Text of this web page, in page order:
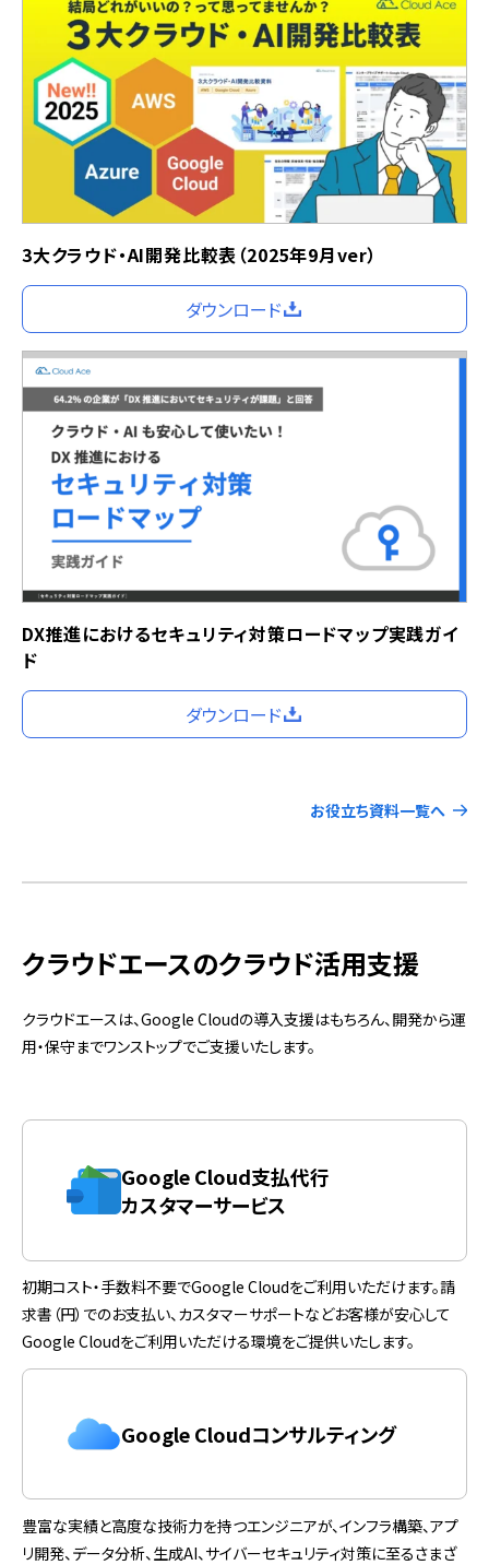
3大クラウド・AI開発比較表（2025年9月ver）
ダウンロード
DX推進におけるセキュリティ対策ロードマップ実践ガイ
ド
ダウンロード
お役立ち資料一覧へ
クラウドエースのクラウド活用支援
クラウドエースは、Google Cloudの導入支援はもちろん、開発から運
用・保守までワンストップでご支援いたします。
Google Cloud支払代行
カスタマーサービス
初期コスト・手数料不要でGoogle Cloudをご利用いただけます。請
求書（円）でのお支払い、カスタマーサポートなどお客様が安心して
Google Cloudをご利用いただける環境をご提供いたします。
Google Cloudコンサルティング
豊富な実績と高度な技術力を持つエンジニアが、インフラ構築、アプ
リ開発、データ分析、生成AI、サイバーセキュリティ対策に至るさまざ